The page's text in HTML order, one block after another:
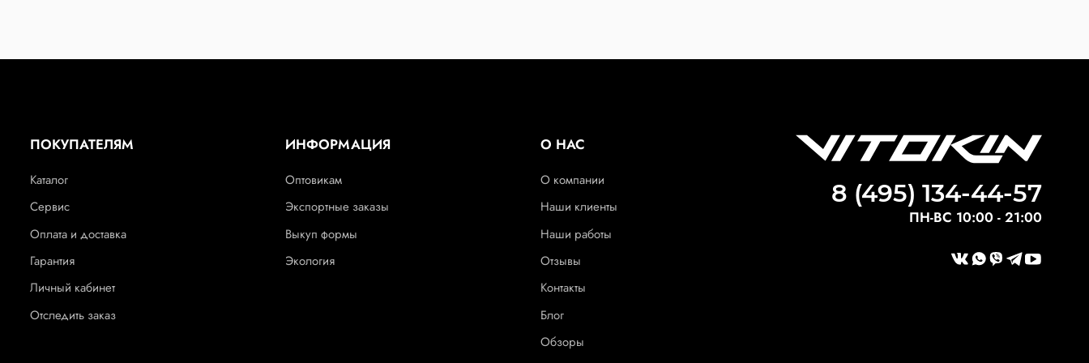
ПОКУПАТЕЛЯМ
Каталог
Сервис
Оплата и доставка
Гарантия
Личный кабинет
Отследить заказ
ИНФОРМАЦИЯ
Оптовикам
Экспортные заказы
Выкуп формы
Экология
О НАС
О компании
Наши клиенты
Наши работы
Отзывы
Контакты
Блог
Обзоры
8 (495) 134-44-57
ПН-ВС 10:00 - 21:00